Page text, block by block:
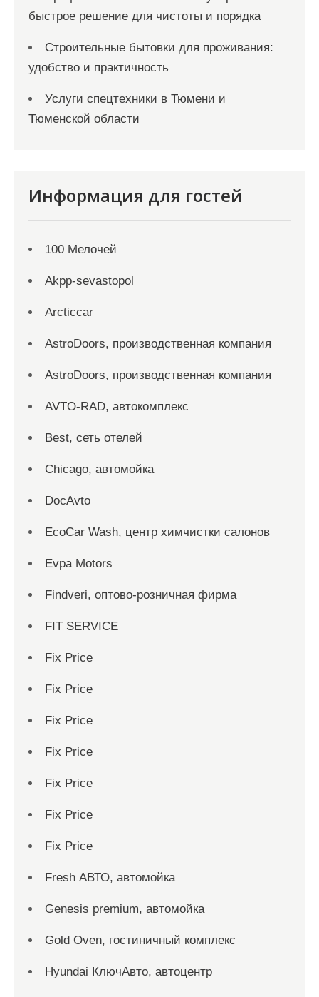
быстрое решение для чистоты и порядка
Строительные бытовки для проживания:
удобство и практичность
Услуги спецтехники в Тюмени и
Тюменской области
Информация для гостей
100 Мелочей
Akpp-sevastopol
Arcticcar
AstroDoors, производственная компания
AstroDoors, производственная компания
AVTO-RAD, автокомплекс
Best, сеть отелей
Chicago, автомойка
DocAvto
EcoCar Wash, центр химчистки салонов
Evpa Motors
Findveri, оптово-розничная фирма
FIT SERVICE
Fix Price
Fix Price
Fix Price
Fix Price
Fix Price
Fix Price
Fix Price
Fresh АВТО, автомойка
Genesis premium, автомойка
Gold Oven, гостиничный комплекс
Hyundai КлючАвто, автоцентр